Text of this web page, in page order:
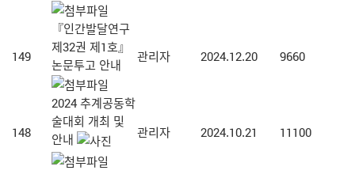
149
『인간발달연구
제32권 제1호』
논문투고 안내
관리자 2024.12.20 9660
148
2024 추계공동학
술대회 개최 및
안내
관리자 2024.10.21 11100